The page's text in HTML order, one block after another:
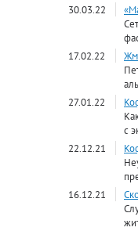
30.03.22
17.02.22
27.01.22
с
22.12.21
16.12.21